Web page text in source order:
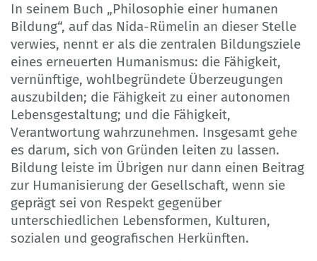
In seinem Buch „Philosophie einer humanen
Bildung“, auf das Nida-Rümelin an dieser Stelle
verwies, nennt er als die zentralen Bildungsziele
eines erneuerten Humanismus: die Fähigkeit,
vernünftige, wohlbegründete Überzeugungen
auszubilden; die Fähigkeit zu einer autonomen
Lebensgestaltung; und die Fähigkeit,
Verantwortung wahrzunehmen. Insgesamt gehe
es darum, sich von Gründen leiten zu lassen.
Bildung leiste im Übrigen nur dann einen Beitrag
zur Humanisierung der Gesellschaft, wenn sie
geprägt sei von Respekt gegenüber
unterschiedlichen Lebensformen, Kulturen,
sozialen und geografischen Herkünften.